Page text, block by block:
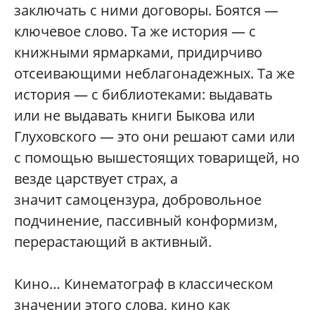
заключать с ними договоры. Боятся —
ключевое слово. Та же история — с
книжными ярмарками, придирчиво
отсеивающими неблагонадежных. Та же
история — с библиотеками: выдавать
или не выдавать книги Быкова или
Глуховского — это они решают сами или
с помощью вышестоящих товарищей, но
везде царствует страх, а
значит самоцензура, добровольное
подчинение, пассивный конформизм,
перерастающий в активный.
Кино… Кинематограф в классическом
значении этого слова, кино как